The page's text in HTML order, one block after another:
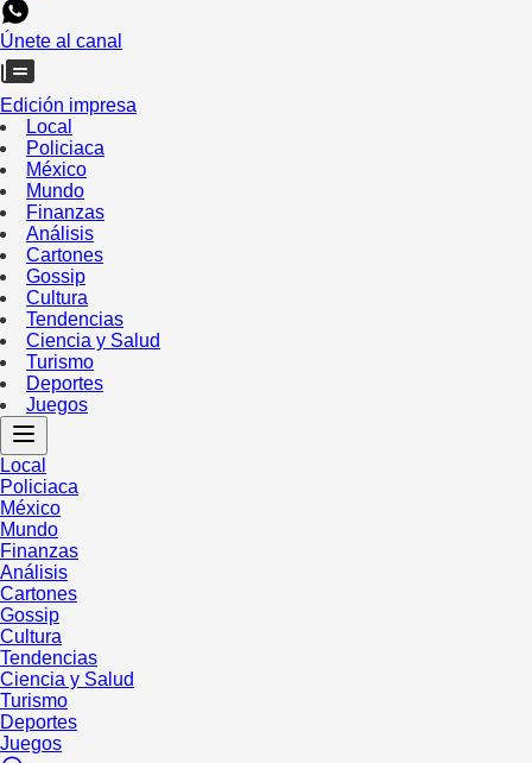
Únete al canal
Edición impresa
Local
Policiaca
México
Mundo
Finanzas
Análisis
Cartones
Gossip
Cultura
Tendencias
Ciencia y Salud
Turismo
Deportes
Juegos
Local
Policiaca
México
Mundo
Finanzas
Análisis
Cartones
Gossip
Cultura
Tendencias
Ciencia y Salud
Turismo
Deportes
Juegos